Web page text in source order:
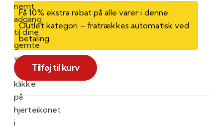
nemt
adgang
til dine
gemte
varer
ved at
klikke
på
hjerteikonet
i
Få 10% ekstra rabat på alle varer i denne
Outlet kategori – fratrækkes automatisk ved
betaling.
Kaffekværn,
kaffemaskine
&
krus
antal
Tilføj til kurv